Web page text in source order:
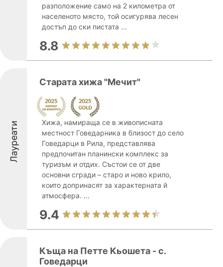
разположение само на 2 километра от
населеното място, той осигурява лесен
достъп до ски пистата ...
8.8
Лауреати
Старата хижа "Мечит"
Хижа, намираща се в живописната
местност Говедарника в близост до село
Говедарци в Рила, представлява
предпочитан планински комплекс за
туризъм и отдих. Състои се от две
основни сгради – старо и ново крило,
които допринасят за характерната й
атмосфера. ...
9.4
Къща на Петте Кьошета - с.
Говедарци